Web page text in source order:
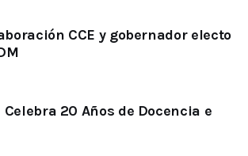
CCE y gobernador electo
Celebra 20 Años de Docencia e